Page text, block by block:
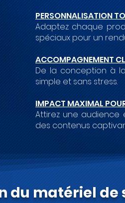
PERSONNALISATION
Adaptez chaque
spéciaux pour un
ACCOMPAGNEMENT
De la conception à
simple et sans stress.
IMPACT MAXIMAL
Attirez une
des contenus
du matériel